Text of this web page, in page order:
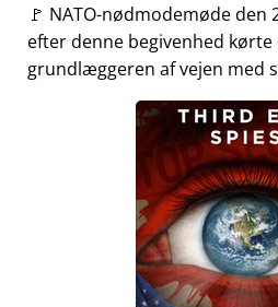
🚩 NATO-nødmodemøde den
efter denne begivenhed kørte
grundlæggeren af vejen med